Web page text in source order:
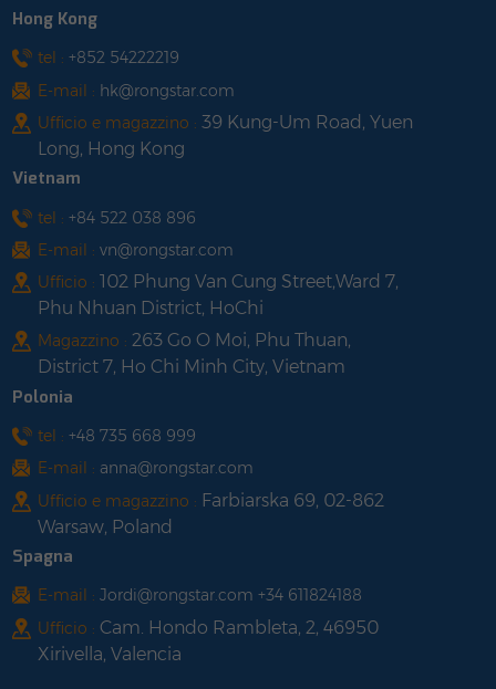
Hong Kong
tel : +852 54222219
E-mail : hk@rongstar.com
Ufficio e magazzino : 39 Kung-Um Road, Yuen
Long, Hong Kong
Vietnam
tel : +84 522 038 896
E-mail : vn@rongstar.com
Ufficio : 102 Phung Van Cung Street,Ward 7,
Phu Nhuan District, HoChi
Magazzino : 263 Go O Moi, Phu Thuan,
District 7, Ho Chi Minh City, Vietnam
Polonia
tel : +48 735 668 999
E-mail : anna@rongstar.com
Ufficio e magazzino : Farbiarska 69, 02-862
Warsaw, Poland
Spagna
E-mail : Jordi@rongstar.com +34 611824188
Ufficio : Cam. Hondo Rambleta, 2, 46950
Xirivella, Valencia